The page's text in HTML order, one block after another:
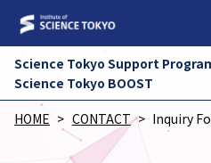
Science Tokyo Support
Science Tokyo BOOST
HOME
CONTACT Inquiry